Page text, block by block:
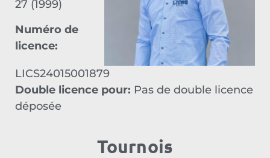
27 (1999)
Numéro de
licence:
LICS24015001879
Double licence pour: Pas de double licence
déposée
Tournois